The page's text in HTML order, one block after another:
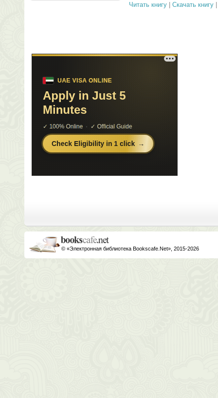
Читать книгу Скачать книгу
© «Электронная библиотека Bookscafe.Net», 2015-2026